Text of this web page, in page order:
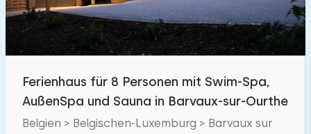
Ferienhaus für 8 Personen mit Swim-Spa,
AußenSpa und Sauna in Barvaux-sur-Ourthe
Belgien > Belgischen-Luxemburg > Barvaux sur